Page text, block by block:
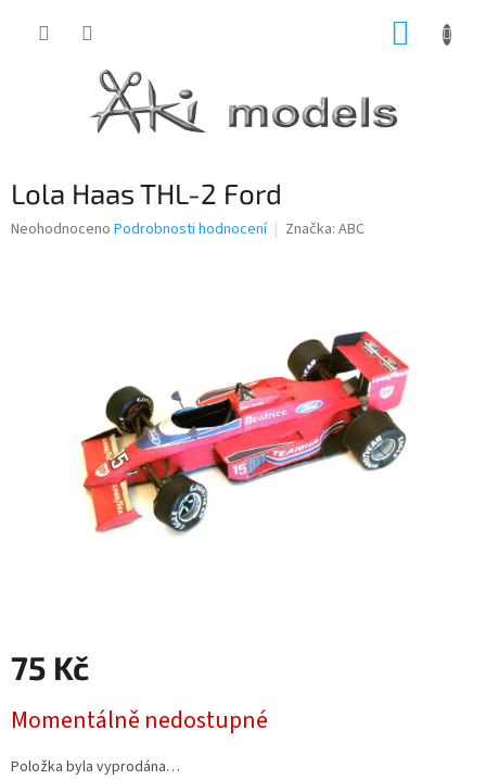
Lola Haas THL-2 Ford
Průměrné
Neohodnoceno Podrobnosti hodnocení Značka: ABC
75 Kč
cena:
Momentálně nedostupné
Položka byla vyprodána…